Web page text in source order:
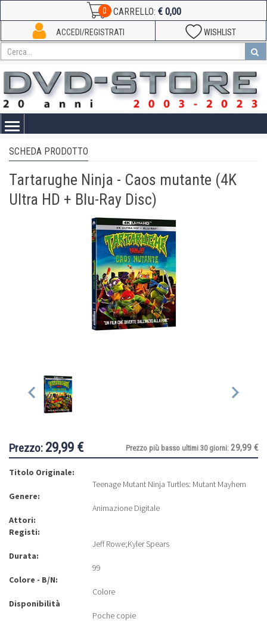
0 CARRELLO: € 0,00
WISHLIST
ACCEDI/REGISTRATI
Toggle
SCHEDA PRODOTTO
Tartarughe Ninja - Caos mutante (4K
Ultra HD + Blu-Ray Disc)
Prezzo: 29,99 € Prezzo più basso ultimi 30 giorni: 29,99 €
Titolo Originale:
Teenage Mutant Ninja Turtles: Mutant Mayhem
Genere:
Animazione Digitale
Attori:
Registi:
Jeff Rowe;Kyler Spears
Durata:
99
Colore - B/N:
Colore
Disponibilità
Poche copie